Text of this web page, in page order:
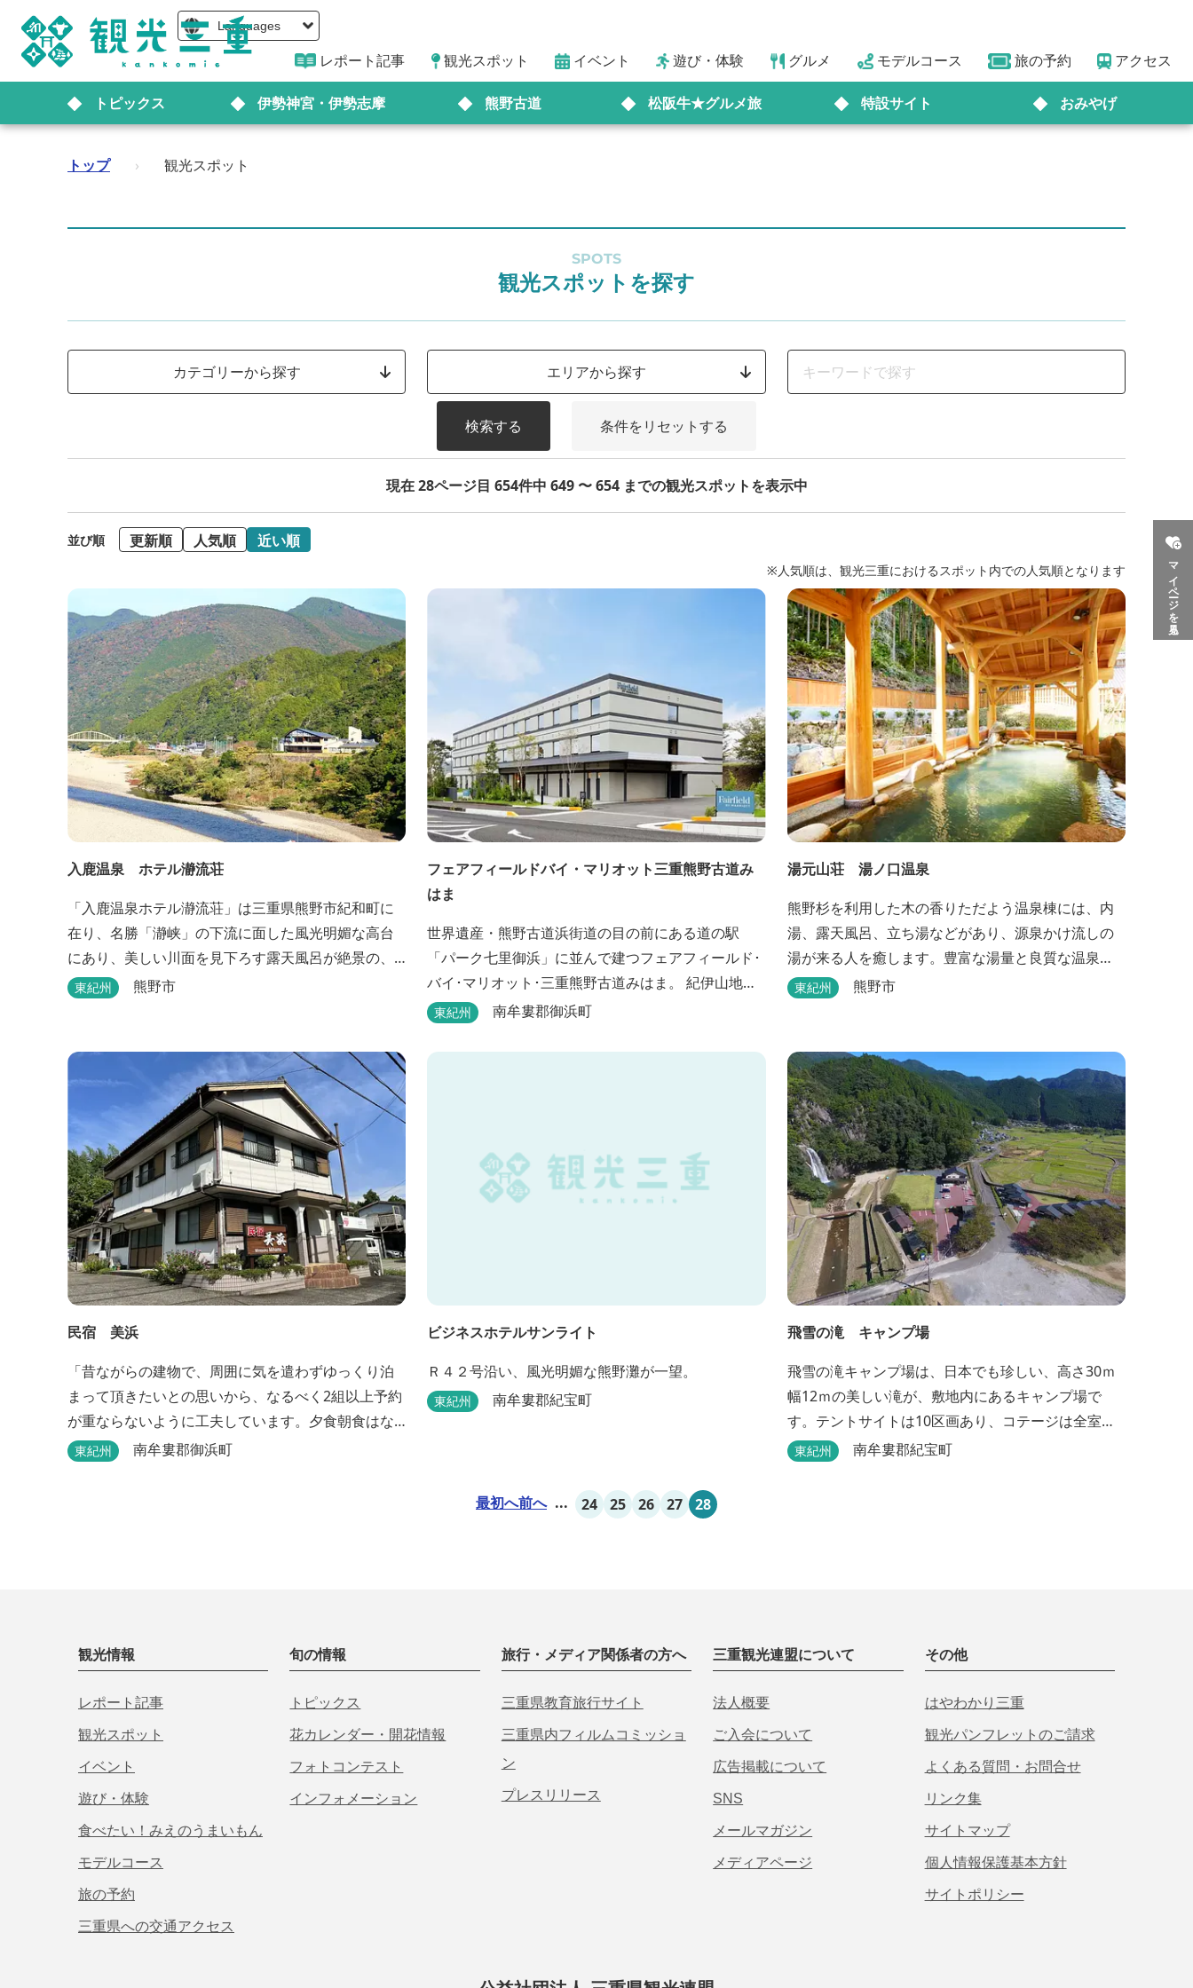
Languages
レポート記事 観光スポット イベント 遊び・体験 グルメ モデルコース 旅の予約 アクセス
トピックス 伊勢神宮・伊勢志摩 熊野古道 松阪牛★グルメ旅 特設サイト おみやげ
マイページを見る
トップ › 観光スポット
SPOTS
観光スポットを探す
カテゴリーから探す エリアから探す
検索する 条件をリセットする
現在 28ページ目 654件中 649 〜 654 までの観光スポットを表示中
並び順 更新順 人気順 近い順
※人気順は、観光三重におけるスポット内での人気順となります
入鹿温泉 ホテル瀞流荘
「入鹿温泉ホテル瀞流荘」は三重県熊野市紀和町に
在り、名勝「瀞峡」の下流に面した風光明媚な高台
にあり、美しい川面を見下ろす露天風呂が絶景の、
静かにゆっくりとお過ごしいただくことができる温
（熊野三山）、玉置神社が近くに点在し、和歌山・
奈良の遺産や名所からも近いことから観光アクセス
には大変便利な立地と...
東紀州 熊野市
フェアフィールドバイ・マリオット三重熊野古道み
はま
世界遺産・熊野古道浜街道の目の前にある道の駅
「パーク七里御浜」に並んで建つフェアフィールド･
バイ･マリオット･三重熊野古道みはま。 紀伊山地を
背に雄大な熊野灘を望み、渚百選に選ばれた七里御
て暖かで過ごしやすく、季節を通じて穫れる数々の
東紀州 南牟婁郡御浜町
湯元山荘 湯ノ口温泉
熊野杉を利用した木の香りただよう温泉棟には、内
湯、露天風呂、立ち湯などがあり、源泉かけ流しの
湯が来る人を癒します。豊富な湯量と良質な温泉
で、日帰り入浴はもちろん、バンガローやロッジな
東紀州 熊野市
民宿 美浜
「昔ながらの建物で、周囲に気を遣わずゆっくり泊
まって頂きたいとの思いから、なるべく2組以上予約
が重ならないように工夫しています。夕食朝食はな
るべく、地元のものを使って、仕事などで連泊の方
東紀州 南牟婁郡御浜町
ビジネスホテルサンライト
Ｒ４２号沿い、風光明媚な熊野灘が一望。
東紀州 南牟婁郡紀宝町
飛雪の滝 キャンプ場
飛雪の滝キャンプ場は、日本でも珍しい、高さ30ｍ
幅12ｍの美しい滝が、敷地内にあるキャンプ場で
す。テントサイトは10区画あり、コテージは全室で8
棟あります。近年は滝つぼを水風呂にしたサウナが
東紀州 南牟婁郡紀宝町
最初へ前へ ... 24 25 26 27 28
観光情報
レポート記事
観光スポット
イベント
遊び・体験
食べたい！みえのうまいもん
モデルコース
旅の予約
三重県への交通アクセス
旬の情報
トピックス
花カレンダー・開花情報
フォトコンテスト
インフォメーション
旅行・メディア関係者の方へ
三重県教育旅行サイト
三重県内フィルムコミッショ
ン
プレスリリース
三重観光連盟について
法人概要
ご入会について
広告掲載について
SNS
メールマガジン
メディアページ
その他
はやわかり三重
観光パンフレットのご請求
よくある質問・お問合せ
リンク集
サイトマップ
個人情報保護基本方針
サイトポリシー